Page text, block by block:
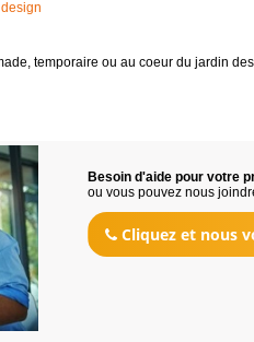
temporaire ou au coeur du jardin
Besoin d'aide pour votre
ou vous pouvez nous
Cliquez et nous